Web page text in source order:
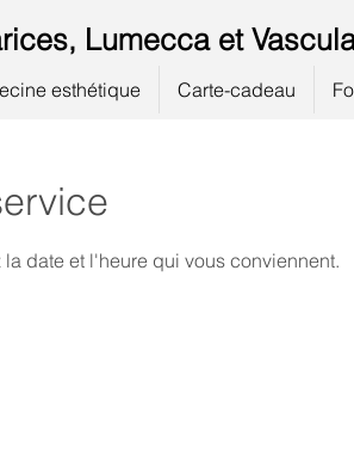
Lumecca et
esthétique Carte-cadeau
date et l'heure qui vous conviennent.